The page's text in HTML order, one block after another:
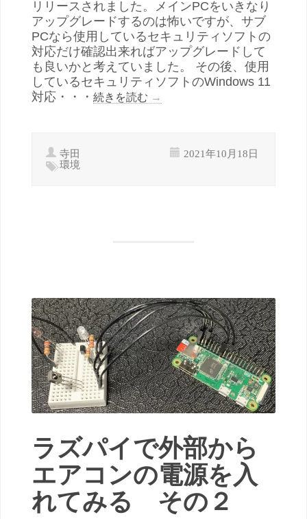
リリースされました。メインPCをいきなり
アップグレードするのは怖いですが、サブ
PCなら使用しているセキュリティソフトの
対応だけ確認出来ればアップグレードして
も良いかと考えていました。 その後、使用
しているセキュリティソフトのWindows 11
対応・・・ 続きを読む →
寺田 2021年10月18日
環境
ラズパイで外部から
エアコンの電源を入
れてみる その２